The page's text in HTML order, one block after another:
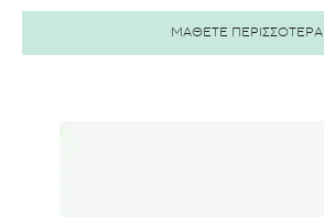
ΜΑΘΕΤΕ ΠΕΡΙΣΣΟΤΕΡΑ